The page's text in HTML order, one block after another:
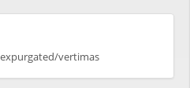
vertimas